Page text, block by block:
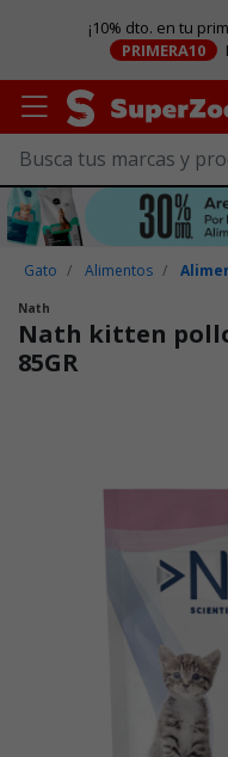
¡10% dto. en tu
PRIMERA10
Gato Alimentos
Nath
Nath kitten
85GR